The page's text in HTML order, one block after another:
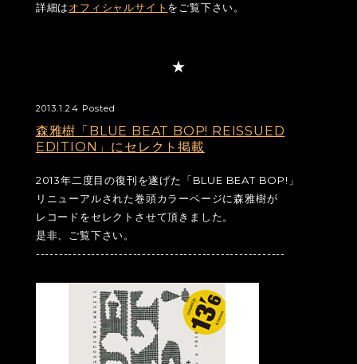
詳細はオフィシャルサイト をご覧下さい。
2013.1.24 Posted
森雅樹「BLUE BEAT BOP! REISSUED
EDITION」にセレクト掲載
2013年二度目の復刊を遂げた「BLUE BEAT BOP!」
リニューアルされた巻頭カラーページに森雅樹が
レコードをセレクトさせて頂きました。
是非、ご覧下さい。
------------------------------------------------------